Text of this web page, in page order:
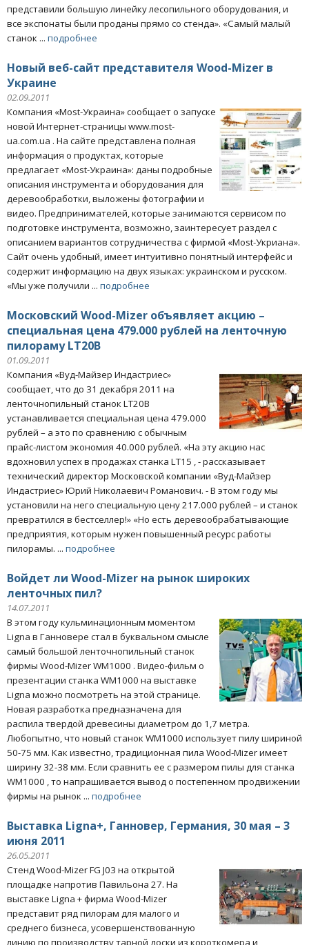
представили большую линейку лесопильного оборудования, и
все экспонаты были проданы прямо со стенда». «Самый малый
станок ... подробнее
Новый веб-сайт представителя Wood-Mizer в
Украине
02.09.2011
Компания «Моst-Украина» сообщает о запуске
новой Интернет-страницы www.most-
ua.com.ua . На сайте представлена полная
информация о продуктах, которые
предлагает «Моst-Украина»: даны подробные
описания инструмента и оборудования для
деревообработки, выложены фотографии и
видео. Предпринимателей, которые занимаются сервисом по
подготовке инструмента, возможно, заинтересует раздел с
описанием вариантов сотрудничества с фирмой «Моst-Укриана».
Сайт очень удобный, имеет интуитивно понятный интерфейс и
содержит информацию на двух языках: украинском и русском.
«Мы уже получили ... подробнее
Московский Wood-Mizer объявляет акцию –
специальная цена 479.000 рублей на ленточную
пилораму LT20B
01.09.2011
Компания «Вуд-Майзер Индастриес»
сообщает, что до 31 декабря 2011 на
ленточнопильный станок LT20B
устанавливается специальная цена 479.000
рублей – а это по сравнению с обычным
прайс-листом экономия 40.000 рублей. «На эту акцию нас
вдохновил успех в продажах станка LT15 , - рассказывает
технический директор Московской компании «Вуд-Майзер
Индастриес» Юрий Николаевич Романович. - В этом году мы
установили на него специальную цену 217.000 рублей – и станок
превратился в бестселлер!» «Но есть деревообрабатывающие
предприятия, которым нужен повышенный ресурс работы
пилорамы. ... подробнее
Войдет ли Wood-Mizer на рынок широких
ленточных пил?
14.07.2011
В этом году кульминационным моментом
Ligna в Ганновере стал в буквальном смысле
самый большой ленточнопильный станок
фирмы Wood-Mizer WM1000 . Видео-фильм о
презентации станка WM1000 на выставке
Ligna можно посмотреть на этой странице.
Новая разработка предназначена для
распила твердой древесины диаметром до 1,7 метра.
Любопытно, что новый станок WM1000 использует пилу шириной
50-75 мм. Как известно, традиционная пила Wood-Mizer имеет
ширину 32-38 мм. Если сравнить ее с размером пилы для станка
WM1000 , то напрашивается вывод о постепенном продвижении
фирмы на рынок ... подробнее
Выставка Ligna+, Ганновер, Германия, 30 мая – 3
июня 2011
26.05.2011
Стенд Wood-Mizer FG J03 на открытой
площадке напротив Павильона 27. На
выставке Ligna + фирма Wood-Mizer
представит ряд пилорам для малого и
среднего бизнеса, усовершенствованную
линию по производству тарной доски из короткомера и